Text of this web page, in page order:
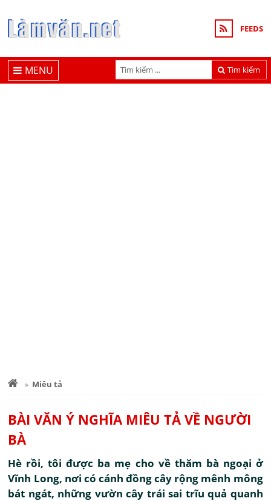
FEEDS
Tìm kiếm
MENU
Miêu tả
BÀI VĂN Ý NGHĨA MIÊU TẢ VỀ NGƯỜI
BÀ
Hè rồi, tôi được ba mẹ cho về thăm bà ngoại ở
Vĩnh Long, nơi có cánh đồng cây rộng mênh mông
bát ngát, những vườn cây trái sai trĩu quả quanh